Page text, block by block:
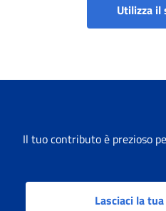
Utilizza il
Il tuo contributo è prezioso
Lasciaci la